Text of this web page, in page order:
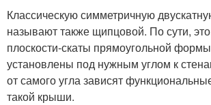
Классическую симметричную
называют также щипцовой. По сути,
плоскости-скаты прямоугольной
установлены под нужным углом к
от самого угла зависят
такой крыши.